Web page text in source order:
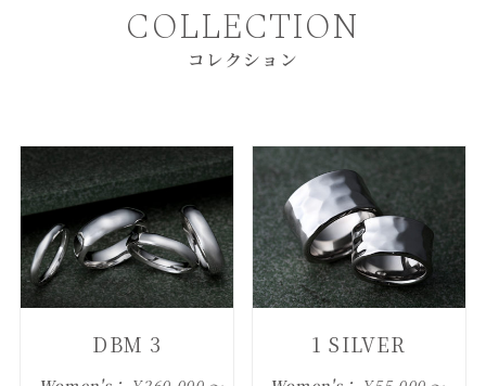
COLLECTION
コレクション
DBM 3 1 SILVER